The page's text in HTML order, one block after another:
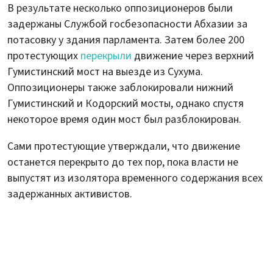
В результате несколько оппозиционеров были
задержаны Службой госбезопасности Абхазии за
потасовку у здания парламента. Затем более 200
протестующих перекрыли движение через верхний
Гумистинский мост на выезде из Сухума.
Оппозиционеры также заблокировали нижний
Гумистинский и Кодорский мосты, однако спустя
некоторое время один мост был разблокирован.
Сами протестующие утверждали, что движение
останется перекрыто до тех пор, пока власти не
выпустят из изолятора временного содержания всех
задержанных активистов.